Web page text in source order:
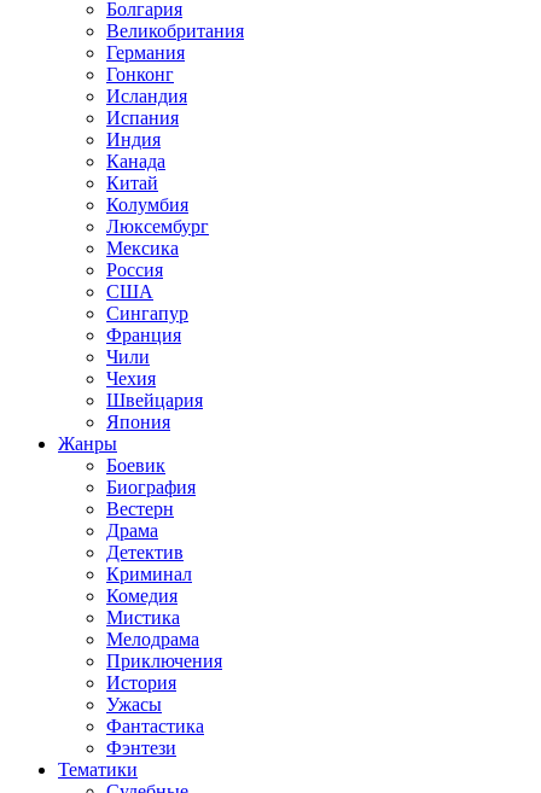
Болгария
Великобритания
Германия
Гонконг
Исландия
Испания
Индия
Канада
Китай
Колумбия
Люксембург
Мексика
Россия
США
Сингапур
Франция
Чили
Чехия
Швейцария
Япония
Жанры
Боевик
Биография
Вестерн
Драма
Детектив
Криминал
Комедия
Мистика
Мелодрама
Приключения
История
Ужасы
Фантастика
Фэнтези
Тематики